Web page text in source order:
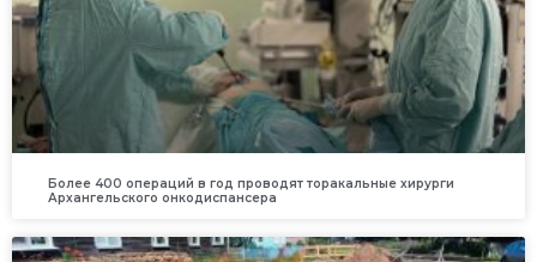
Более 400 операций в год проводят торакальные хирурги
Архангельского онкодиспансера